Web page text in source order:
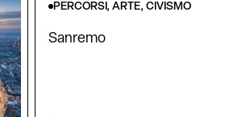
PERCORSI, ARTE, CIVISMO
Sanremo